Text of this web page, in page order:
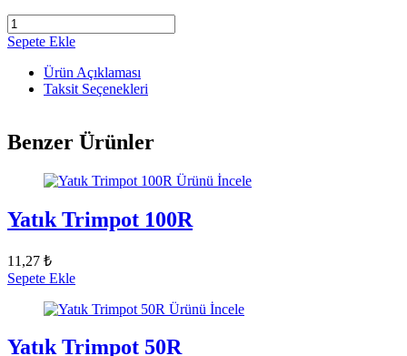
Sepete Ekle
Ürün Açıklaması
Taksit Seçenekleri
Benzer Ürünler
Ürünü İncele
Yatık Trimpot 100R
11,27 ₺
Sepete Ekle
Ürünü İncele
Yatık Trimpot 50R